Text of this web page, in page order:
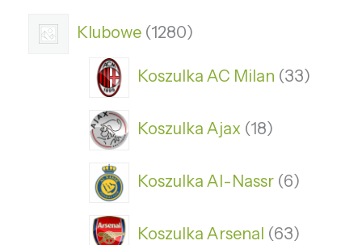
Klubowe 1280
Koszulka AC Milan 33
Koszulka Ajax 18
Koszulka Al-Nassr 6
Koszulka Arsenal 63